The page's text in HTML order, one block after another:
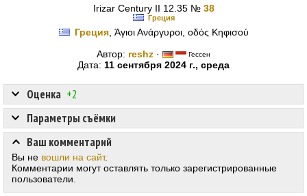
Irizar Century II 12.35 № 38
Греция
Греция, Άγιοι Ανάργυροι, οδός Κηφισού
Автор: reshz · Гессен
Дата: 11 сентября 2024 г., среда
Оценка +2
Параметры съёмки
Ваш комментарий
Вы не вошли на сайт.
Комментарии могут оставлять только зарегистрированные
пользователи.